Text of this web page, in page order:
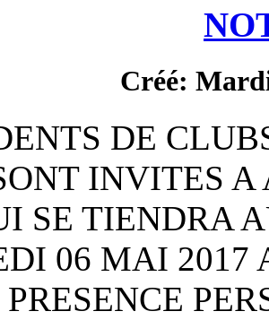
SONT
QUI SE
LE SAMEDI 06